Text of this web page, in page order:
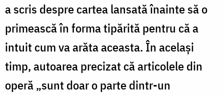
a scris despre cartea lansată înainte să o
primească în forma tipărită pentru că a
intuit cum va arăta aceasta. În același
timp, autoarea precizat că articolele din
operă „sunt doar o parte dintr-un